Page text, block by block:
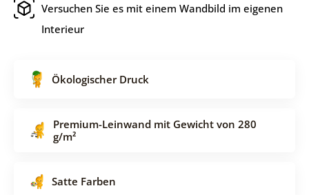
Versuchen Sie es mit einem Wandbild im eigenen
Interieur
Ökologischer Druck
Premium-Leinwand mit Gewicht von 280
g/m²
Satte Farben